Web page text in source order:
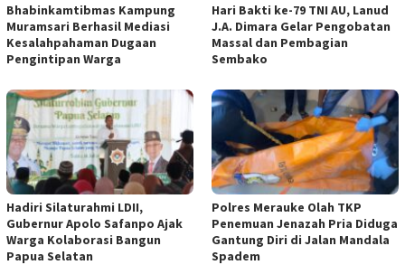
Bhabinkamtibmas Kampung
Muramsari Berhasil Mediasi
Kesalahpahaman Dugaan
Pengintipan Warga
Hari Bakti ke-79 TNI AU, Lanud
J.A. Dimara Gelar Pengobatan
Massal dan Pembagian
Sembako
Hadiri Silaturahmi LDII,
Gubernur Apolo Safanpo Ajak
Warga Kolaborasi Bangun
Papua Selatan
Polres Merauke Olah TKP
Penemuan Jenazah Pria Diduga
Gantung Diri di Jalan Mandala
Spadem